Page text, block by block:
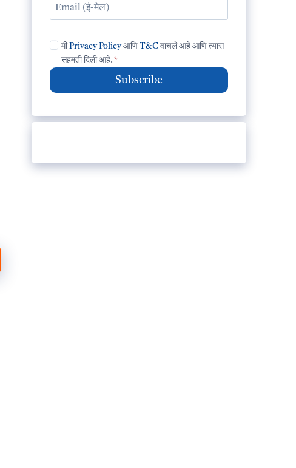
मीPrivacy PolicyआणिT&C वाचले आहे आणि त्यास
सहमती दिली आहे. *
Subscribe